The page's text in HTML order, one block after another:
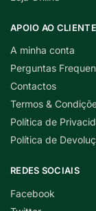
APOIO AO CLIENTE
A minha conta
Perguntas
Contactos
Termos &
Política de
Política de
REDES SOCIAIS
Facebook